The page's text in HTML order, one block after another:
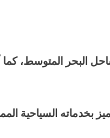
البحر المتوسط، كما
بخدماته السياحية